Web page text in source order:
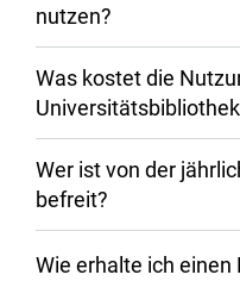
nutzen?
Was kostet die
Wer ist von der
befreit?
Wie erhalte ich